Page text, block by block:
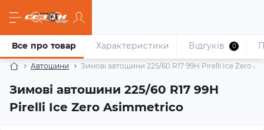
Автошини Зимові автошини 225/60 R17 99H Pirelli Ice Zero
Зимові автошини 225/60 R17 99H
Pirelli Ice Zero Asimmetrico
Все про товар Характеристики Відгуків 0